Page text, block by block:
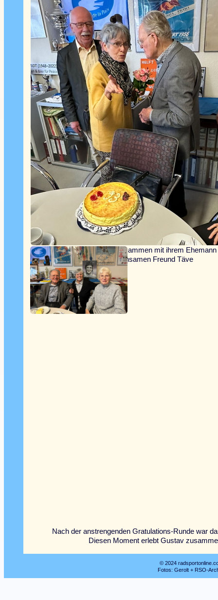
Nach der anstrengenden Gratulations-Runde war
Diesen Moment erlebt Gustav
Frau Marschall gratuliert zusammen mit ihrem Ehemann
Gustav ihrem gemeinsamen Freund Täve
© 2024
Fotos: Gerolt + RSO-